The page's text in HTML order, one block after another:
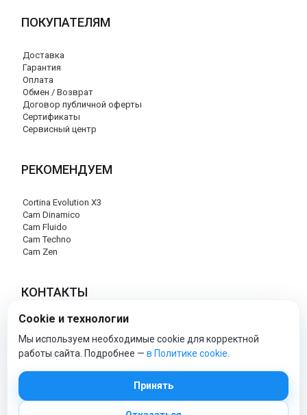
ПОКУПАТЕЛЯМ
Доставка
Гарантия
Оплата
Обмен / Возврат
Договор публичной оферты
Сертификаты
Сервисный центр
РЕКОМЕНДУЕМ
Cortina Evolution X3
Cam Dinamico
Cam Fluido
Cam Techno
Cam Zen
КОНТАКТЫ
+7 (495) 120-29-85
info@cam-official-store.ru
Cookie и технологии
Мы используем необходимые cookie для корректной
работы сайта. Подробнее — в Политике cookie
Принять